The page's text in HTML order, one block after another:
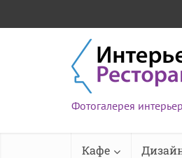
Фотогалерея
Кафе